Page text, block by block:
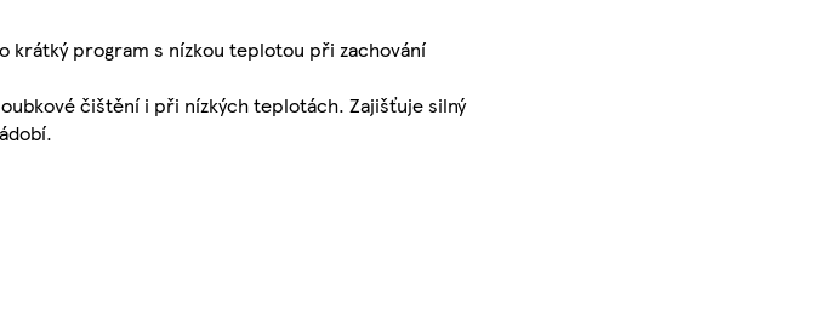
krátký program s nízkou teplotou při zachování
čištění i při nízkých teplotách. Zajišťuje silný